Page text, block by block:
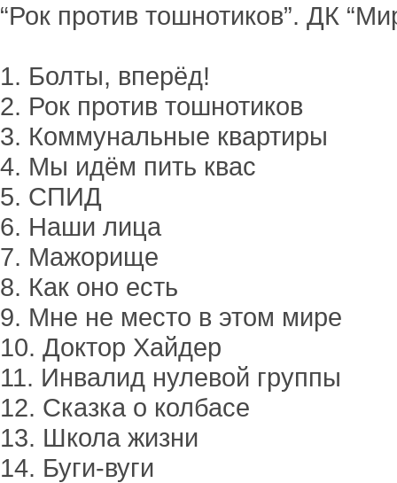
“Рок против тошнотиков”. ДК
1. Болты, вперёд!
2. Рок против тошнотиков
3. Коммунальные квартиры
4. Мы идём пить квас
5. СПИД
6. Наши лица
7. Мажорище
8. Как оно есть
9. Мне не место в этом мире
10. Доктор Хайдер
11. Инвалид нулевой группы
12. Сказка о колбасе
13. Школа жизни
14. Буги-вуги